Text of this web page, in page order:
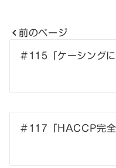
投
ナ
ビ
前のページ
＃115「ケーシングに
＃117「HACCP完全